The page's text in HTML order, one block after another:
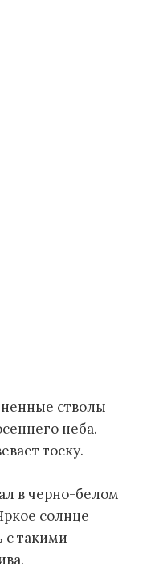
стволы
неба.
тоску.
в черно-белом
солнце
с такими